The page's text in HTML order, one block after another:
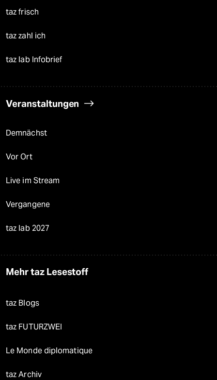
taz frisch
taz zahl ich
taz lab Infobrief
Veranstaltungen
Demnächst
Vor Ort
Live im Stream
Vergangene
taz lab 2027
Mehr taz Lesestoff
taz Blogs
taz FUTURZWEI
Le Monde diplomatique
taz Archiv